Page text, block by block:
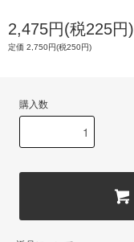
2,475円(税225円)
定価 2,750円(税250円)
購入数